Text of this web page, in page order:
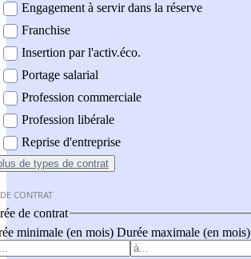
Engagement à servir dans la réserve
Franchise
Insertion par l'activ.éco.
Portage salarial
Profession commerciale
Profession libérale
Reprise d'entreprise
de types de contrat
CONTRAT
de contrat
minimale (en mois) Durée maximale (en mois)